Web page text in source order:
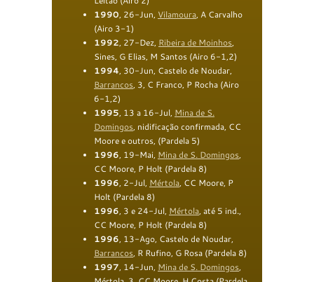
1990, 26-Jun, Vilamoura, A Carvalho
(Airo 3-1)
1992, 27-Dez, Ribeira de Moinhos,
Sines, G Elias, M Santos (Airo 6-1,2)
1994, 30-Jun, Castelo de Noudar,
Barrancos, 3, C Franco, P Rocha (Airo
6-1,2)
1995, 13 a 16-Jul, Mina de S.
Domingos, nidificação confirmada, CC
Moore e outros, (Pardela 5)
1996, 19-Mai, Mina de S. Domingos,
CC Moore, P Holt (Pardela 8)
1996, 2-Jul, Mértola, CC Moore, P
Holt (Pardela 8)
1996, 3 e 24-Jul, Mértola, até 5 ind.,
CC Moore, P Holt (Pardela 8)
1996, 13-Ago, Castelo de Noudar,
Barrancos, R Rufino, G Rosa (Pardela 8)
1997, 14-Jun, Mina de S. Domingos,